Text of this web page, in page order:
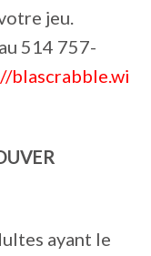
jeu.
514 757-
blascrabble.wi
ayant le